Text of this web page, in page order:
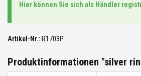
Hier können Sie sich als Händler
Artikel-Nr.: R1703P
Produktinformationen "silver